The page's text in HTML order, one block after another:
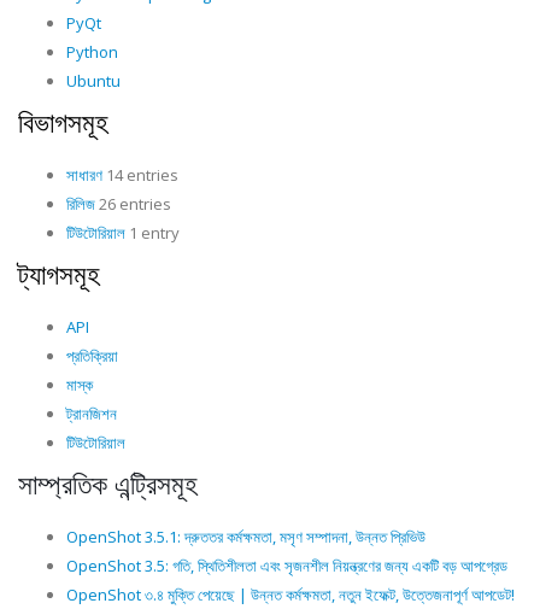
PyQt
Python
Ubuntu
বিভাগসমূহ
সাধারণ 14 entries
রিলিজ26 entries
টিউটোরিয়াল 1 entry
ট্যাগসমূহ
API
প্রতিক্রিয়া
মাস্ক
ট্রানজিশন
টিউটোরিয়াল
সাম্প্রতিক এন্ট্রিসমূহ
OpenShot 3.5.1: দ্রুততর কর্মক্ষমতা, মসৃণ সম্পাদনা, উন্নত প্রিভিউ
OpenShot 3.5: গতি, স্থিতিশীলতা এবং সৃজনশীল নিয়ন্ত্রণের জন্য একটি বড় আপগ্রেড
OpenShot ৩.৪ মুক্তি পেয়েছে | উন্নত কর্মক্ষমতা, নতুন ইফেক্ট, উত্তেজনাপূর্ণ আপডেট!